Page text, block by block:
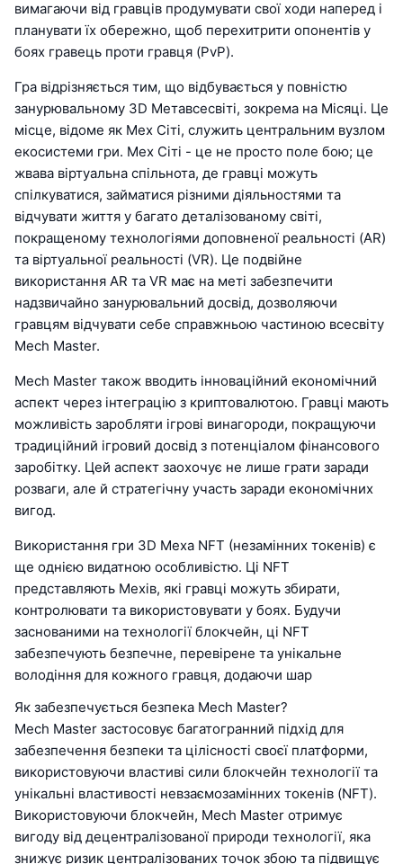
вимагаючи від гравців продумувати свої ходи наперед і
планувати їх обережно, щоб перехитрити опонентів у
боях гравець проти гравця (PvP).
Гра відрізняється тим, що відбувається у повністю
занурювальному 3D Метавсесвіті, зокрема на Місяці. Це
місце, відоме як Мех Сіті, служить центральним вузлом
екосистеми гри. Мех Сіті - це не просто поле бою; це
жвава віртуальна спільнота, де гравці можуть
спілкуватися, займатися різними діяльностями та
відчувати життя у багато деталізованому світі,
покращеному технологіями доповненої реальності (AR)
та віртуальної реальності (VR). Це подвійне
використання AR та VR має на меті забезпечити
надзвичайно занурювальний досвід, дозволяючи
гравцям відчувати себе справжньою частиною всесвіту
Mech Master.
Mech Master також вводить інноваційний економічний
аспект через інтеграцію з криптовалютою. Гравці мають
можливість заробляти ігрові винагороди, покращуючи
традиційний ігровий досвід з потенціалом фінансового
заробітку. Цей аспект заохочує не лише грати заради
розваги, але й стратегічну участь заради економічних
вигод.
Використання гри 3D Меха NFT (незамінних токенів) є
ще однією видатною особливістю. Ці NFT
представляють Мехів, які гравці можуть збирати,
контролювати та використовувати у боях. Будучи
заснованими на технології блокчейн, ці NFT
забезпечують безпечне, перевірене та унікальне
володіння для кожного гравця, додаючи шар
Як забезпечується безпека Mech Master?
Mech Master застосовує багатогранний підхід для
забезпечення безпеки та цілісності своєї платформи,
використовуючи властиві сили блокчейн технології та
унікальні властивості невзаємозамінних токенів (NFT).
Використовуючи блокчейн, Mech Master отримує
вигоду від децентралізованої природи технології, яка
знижує ризик централізованих точок збою та підвищує